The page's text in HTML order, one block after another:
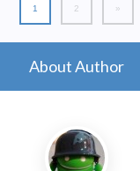
1 2 »
About Author